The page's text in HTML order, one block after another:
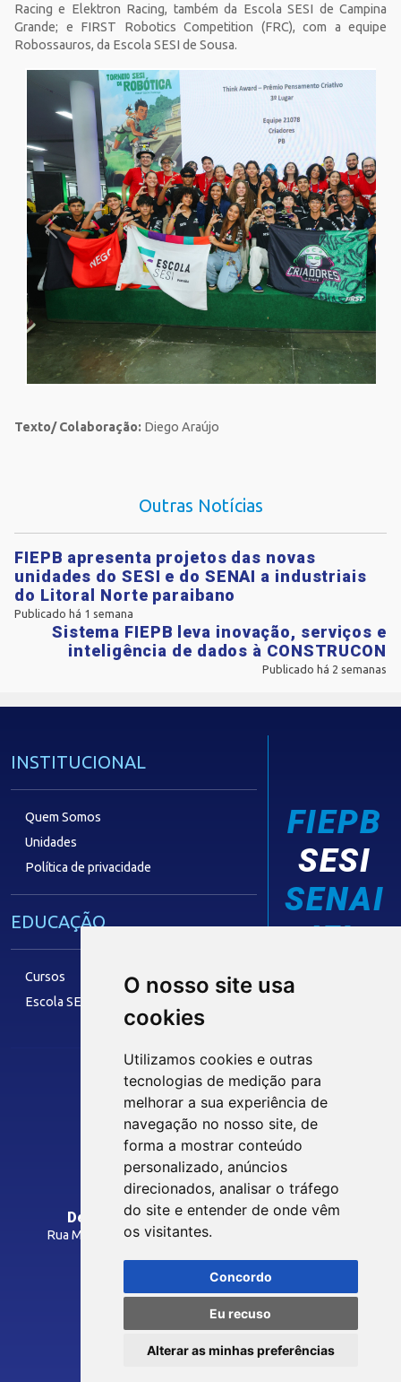
O nosso site usa
cookies
Utilizamos cookies e outras
tecnologias de medição para
melhorar a sua experiência de
navegação no nosso site, de
forma a mostrar conteúdo
personalizado, anúncios
direcionados, analisar o tráfego
do site e entender de onde vêm
os visitantes.
Concordo
Eu recuso
Alterar as minhas preferências
Racing e Elektron Racing, também da Escola SESI de Campina
Grande; e FIRST Robotics Competition (FRC), com a equipe
Robossauros, da Escola SESI de Sousa.
Texto/ Colaboração: Diego Araújo
Outras Notícias
FIEPB apresenta projetos das novas
unidades do SESI e do SENAI a industriais
do Litoral Norte paraibano
Publicado há 1 semana
Sistema FIEPB leva inovação, serviços e
inteligência de dados à CONSTRUCON
Publicado há 2 semanas
INSTITUCIONAL
Quem Somos
Unidades
Política de privacidade
EDUCAÇÃO
Cursos
Escola SESI
FIEPB
SESI
SENAI
IEL
Siga nossas Redes Sociais
INTRANET
Departamento Regional do SESI/PB
Rua Manoel Gonçalves Guimarães, 195 - José Pinheiro
Como Chegar
© 2026 FIEPB
Termos de Uso